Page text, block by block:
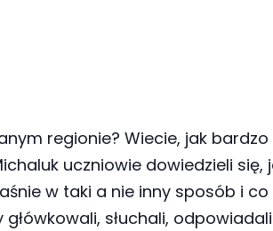
regionie? Wiecie, jak bardzo
uczniowie dowiedzieli się,
w taki a nie inny sposób i co
słuchali,